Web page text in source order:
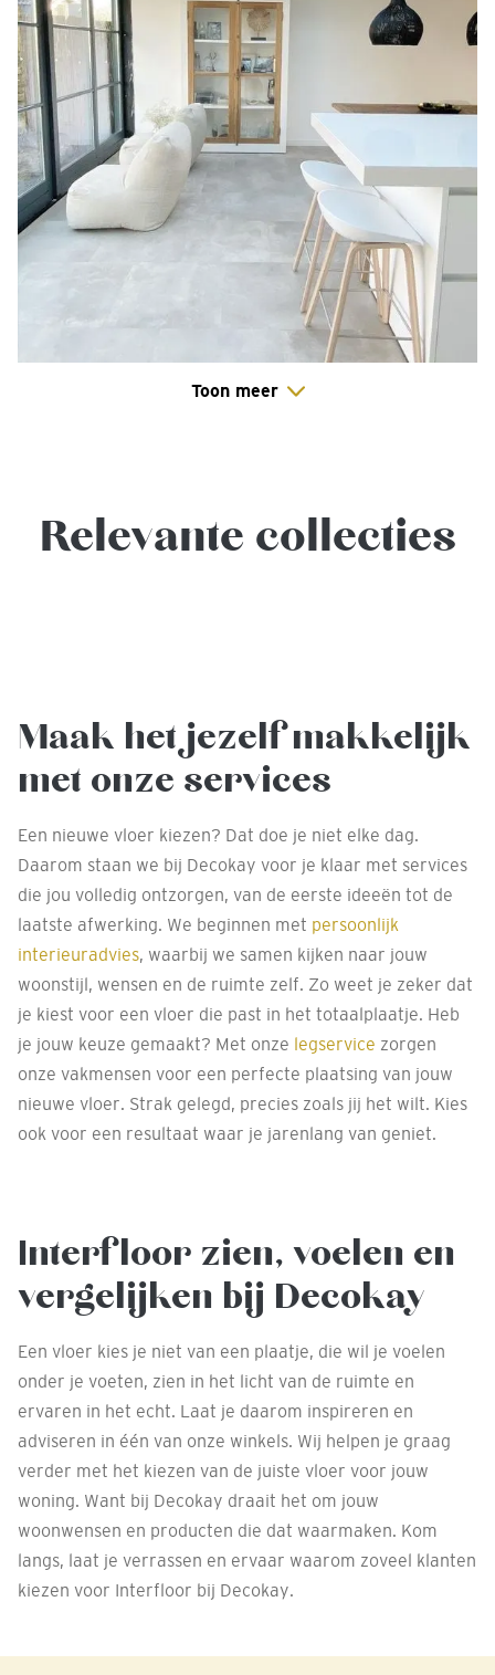
Toon meer
Relevante collecties
Maak het jezelf makkelijk
met onze services
Een nieuwe vloer kiezen? Dat doe je niet elke dag.
Daarom staan we bij Decokay voor je klaar met services
die jou volledig ontzorgen, van de eerste ideeën tot de
laatste afwerking. We beginnen met persoonlijk
interieuradvies, waarbij we samen kijken naar jouw
woonstijl, wensen en de ruimte zelf. Zo weet je zeker dat
je kiest voor een vloer die past in het totaalplaatje. Heb
je jouw keuze gemaakt? Met onze legservice zorgen
onze vakmensen voor een perfecte plaatsing van jouw
nieuwe vloer. Strak gelegd, precies zoals jij het wilt. Kies
ook voor een resultaat waar je jarenlang van geniet.
Interfloor zien, voelen en
vergelijken bij Decokay
Een vloer kies je niet van een plaatje, die wil je voelen
onder je voeten, zien in het licht van de ruimte en
ervaren in het echt. Laat je daarom inspireren en
adviseren in één van onze winkels. Wij helpen je graag
verder met het kiezen van de juiste vloer voor jouw
woning. Want bij Decokay draait het om jouw
woonwensen en producten die dat waarmaken. Kom
langs, laat je verrassen en ervaar waarom zoveel klanten
kiezen voor Interfloor bij Decokay.